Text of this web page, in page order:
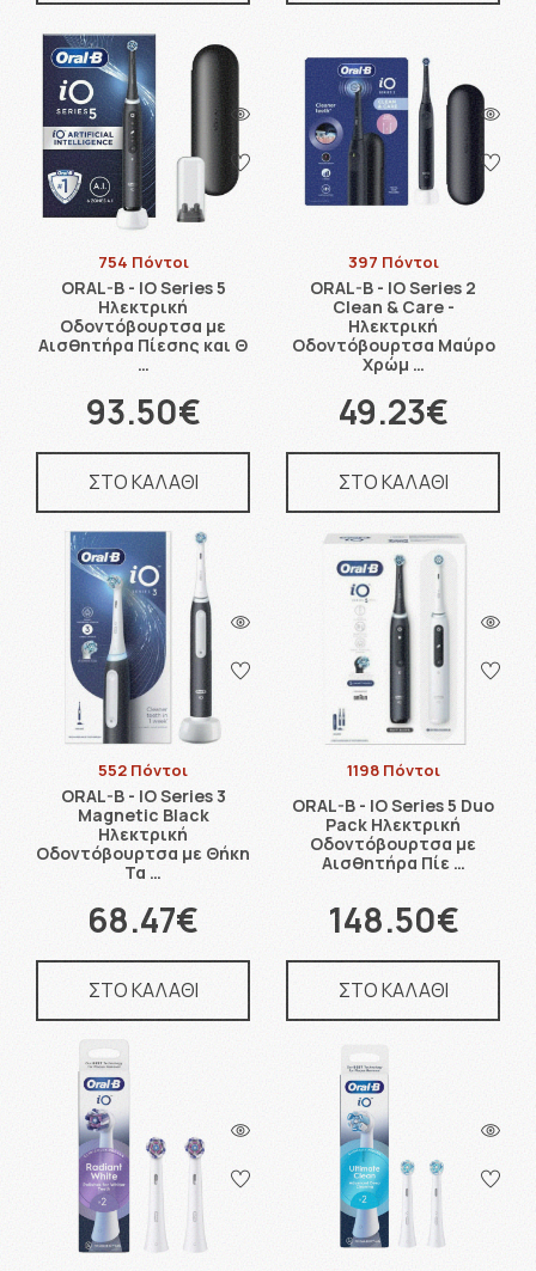
754 Πόντοι
ORAL-B - IO Series 5
Ηλεκτρική
Οδοντόβουρτσα με
Αισθητήρα Πίεσης και Θ
…
93.50€
ΣΤΟ ΚΑΛΑΘΙ
397 Πόντοι
ORAL-B - IO Series 2
Clean & Care -
Ηλεκτρική
Οδοντόβουρτσα Μαύρο
Χρώμ …
49.23€
ΣΤΟ ΚΑΛΑΘΙ
552 Πόντοι
ORAL-B - IO Series 3
Magnetic Black
Ηλεκτρική
Οδοντόβουρτσα με Θήκη
Τα …
68.47€
ΣΤΟ ΚΑΛΑΘΙ
1198 Πόντοι
ORAL-B - IO Series 5 Duo
Pack Ηλεκτρική
Οδοντόβουρτσα με
Αισθητήρα Πίε …
148.50€
ΣΤΟ ΚΑΛΑΘΙ